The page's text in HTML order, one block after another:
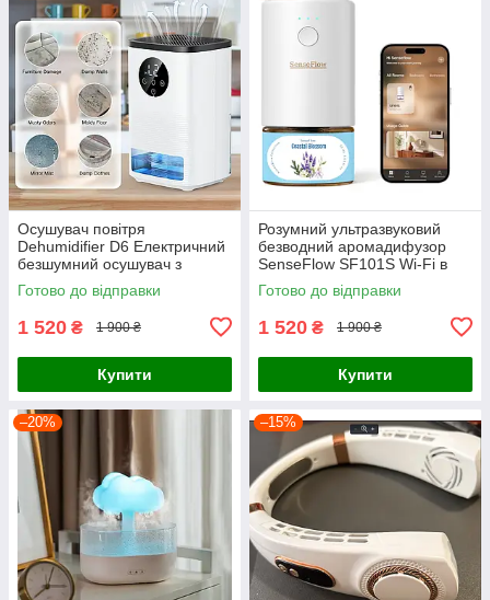
Осушувач повітря
Dehumidifier D6 Електричний
безшумний осушувач з
таймером і підсвіткою для
приміщень
Готово до відправки
1 520 ₴ 1 900 ₴
Купити
Розумний ультразвуковий
безводний аромадифузор
SenseFlow SF101S Wi-Fi в
розетку для ефірних олій
30мл (Білий)
Готово до відправки
1 520 ₴ 1 900 ₴
Купити
–20% –15%